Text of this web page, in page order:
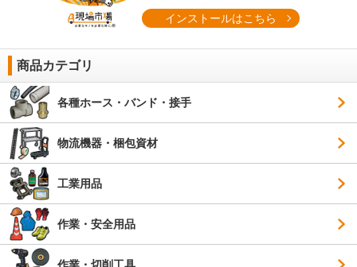
インストールはこちら
商品カテゴリ
各種ホース・バンド・接手
物流機器・梱包資材
工業用品
作業・安全用品
作業・切削工具